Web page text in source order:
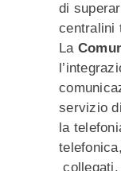
di
centralini
La
servizio
la
collegati.